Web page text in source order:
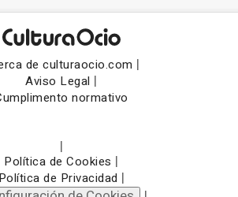
de culturaocio.com |
Aviso Legal |
normativo
|
Política de Cookies |
Política de Privacidad |